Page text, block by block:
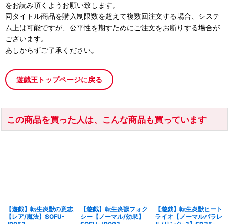
をお読み頂くようお願い致します。
同タイトル商品を購入制限数を超えて複数回注文する場合、システ
ム上は可能ですが、公平性を期すためにご注文をお断りする場合が
ございます。
あしからずご了承ください。
遊戯王トップページに戻る
この商品を買った人は、こんな商品も買っています
【遊戯】転生炎獣の意志
【レア/魔法】SOFU-
【遊戯】転生炎獣フォク
シー【ノーマル/効果】
【遊戯】転生炎獣ヒート
ライオ【ノーマルパラレ